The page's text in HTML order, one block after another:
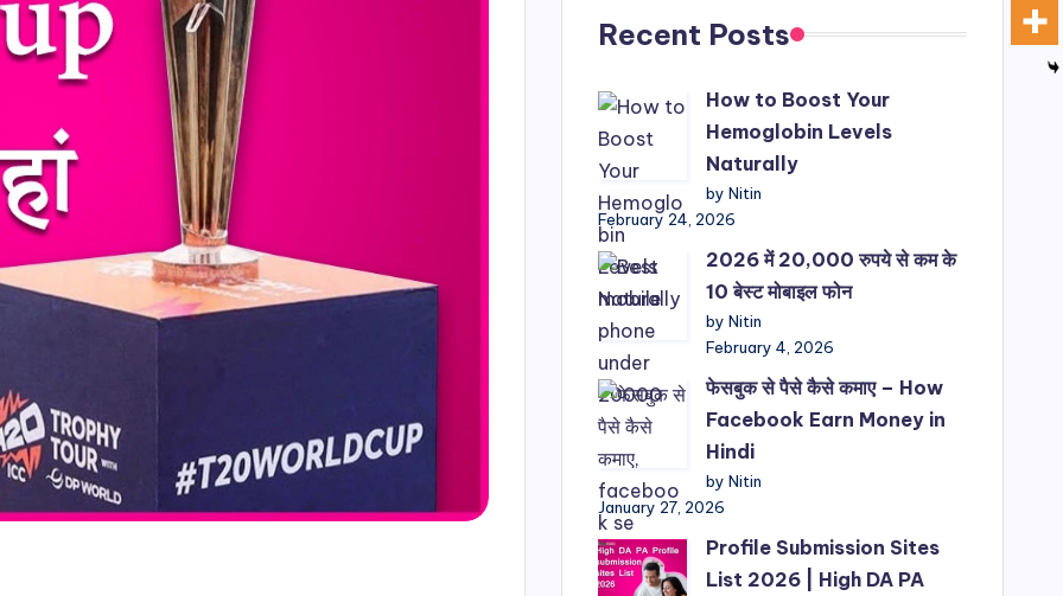
Recent Posts
How to Boost Your
Hemoglobin Levels
Naturally
by Nitin
February 24, 2026
2026 में 20,000 रुपये से कम के
10 बेस्ट मोबाइल फोन
by Nitin
February 4, 2026
फेसबुक से पैसे कैसे कमाए – How
Facebook Earn Money in
Hindi
by Nitin
January 27, 2026
Profile Submission Sites
List 2026 | High DA PA